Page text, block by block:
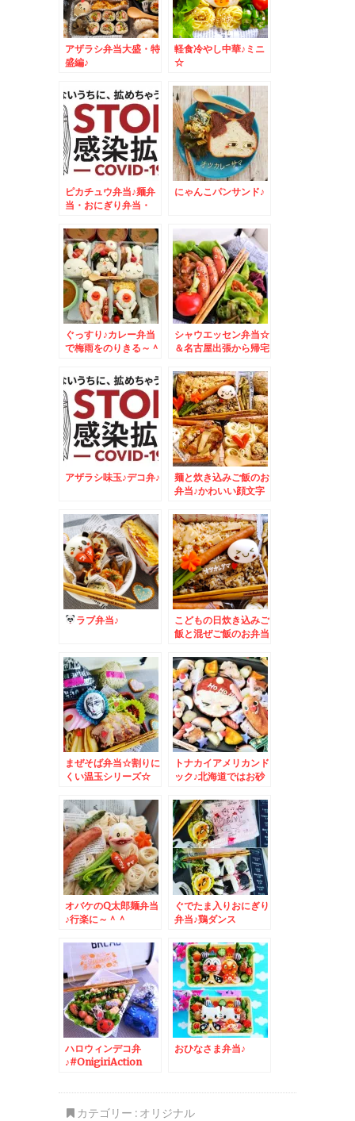
アザラシ弁当大盛・特
盛編♪
軽食冷やし中華♪ミニ
☆
ピカチュウ弁当♪麺弁
当・おにぎり弁当・
色々
にゃんこパンサンド♪
ぐっすり♪カレー弁当
で梅雨をのりきる～＾
シャウエッセン弁当☆
＆名古屋出張から帰宅
アザラシ味玉♪デコ弁♪
麺と炊き込みご飯のお
弁当♪かわいい顔文字
ラブ弁当♪
こどもの日炊き込みご
飯と混ぜご飯のお弁当
まぜそば弁当☆割りに
くい温玉シリーズ☆
トナカイアメリカンド
ック♪北海道ではお砂
ック
オバケのQ太郎麺弁当
♪行楽に～＾＾
ぐでたま入りおにぎり
弁当♪鶏ダンス
ハロウィンデコ弁
♪#OnigiriAction
おひなさま弁当♪
カテゴリー : オリジナル